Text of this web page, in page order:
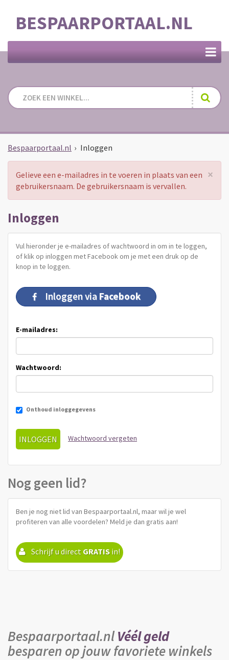
BESPAARPORTAAL.NL
Bespaarportaal.nl › Inloggen
×
Gelieve een e-mailadres in te voeren in plaats van een
gebruikersnaam. De gebruikersnaam is vervallen.
Inloggen
Vul hieronder je e-mailadres of wachtwoord in om in te loggen,
of klik op inloggen met Facebook om je met een druk op de
knop in te loggen.
Inloggen via Facebook
E-mailadres:
Wachtwoord:
Onthoud inloggegevens
INLOGGEN Wachtwoord vergeten
Nog geen lid?
Ben je nog niet lid van Bespaarportaal.nl, maar wil je wel
profiteren van alle voordelen? Meld je dan gratis aan!
Schrijf u direct GRATIS in!
Bespaarportaal.nlVéél geld
besparen op jouw favoriete winkels